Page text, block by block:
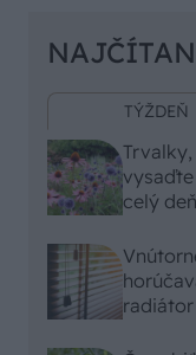
TÝŽDEŇ
celý deň